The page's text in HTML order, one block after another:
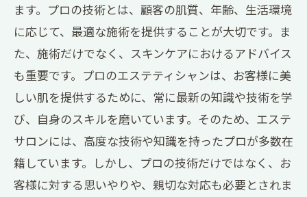
ます。プロの技術とは、顧客の肌質、年齢、生活環境
に応じて、最適な施術を提供することが大切です。ま
た、施術だけでなく、スキンケアにおけるアドバイス
も重要です。プロのエステティシャンは、お客様に美
しい肌を提供するために、常に最新の知識や技術を学
び、自身のスキルを磨いています。そのため、エステ
サロンには、高度な技術や知識を持ったプロが多数在
籍しています。しかし、プロの技術だけではなく、お
客様に対する思いやりや、親切な対応も必要とされま